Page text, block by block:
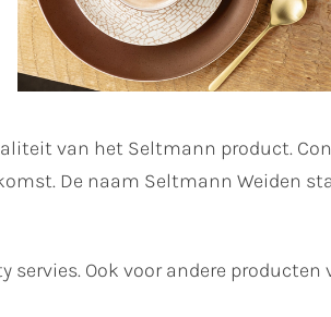
van het Seltmann product.
De naam Seltmann Weiden
Ook voor andere producten